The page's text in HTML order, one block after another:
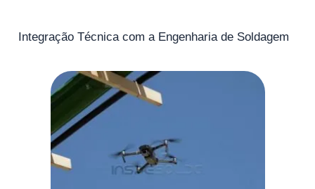
Integração Técnica com a Engenharia de Soldagem